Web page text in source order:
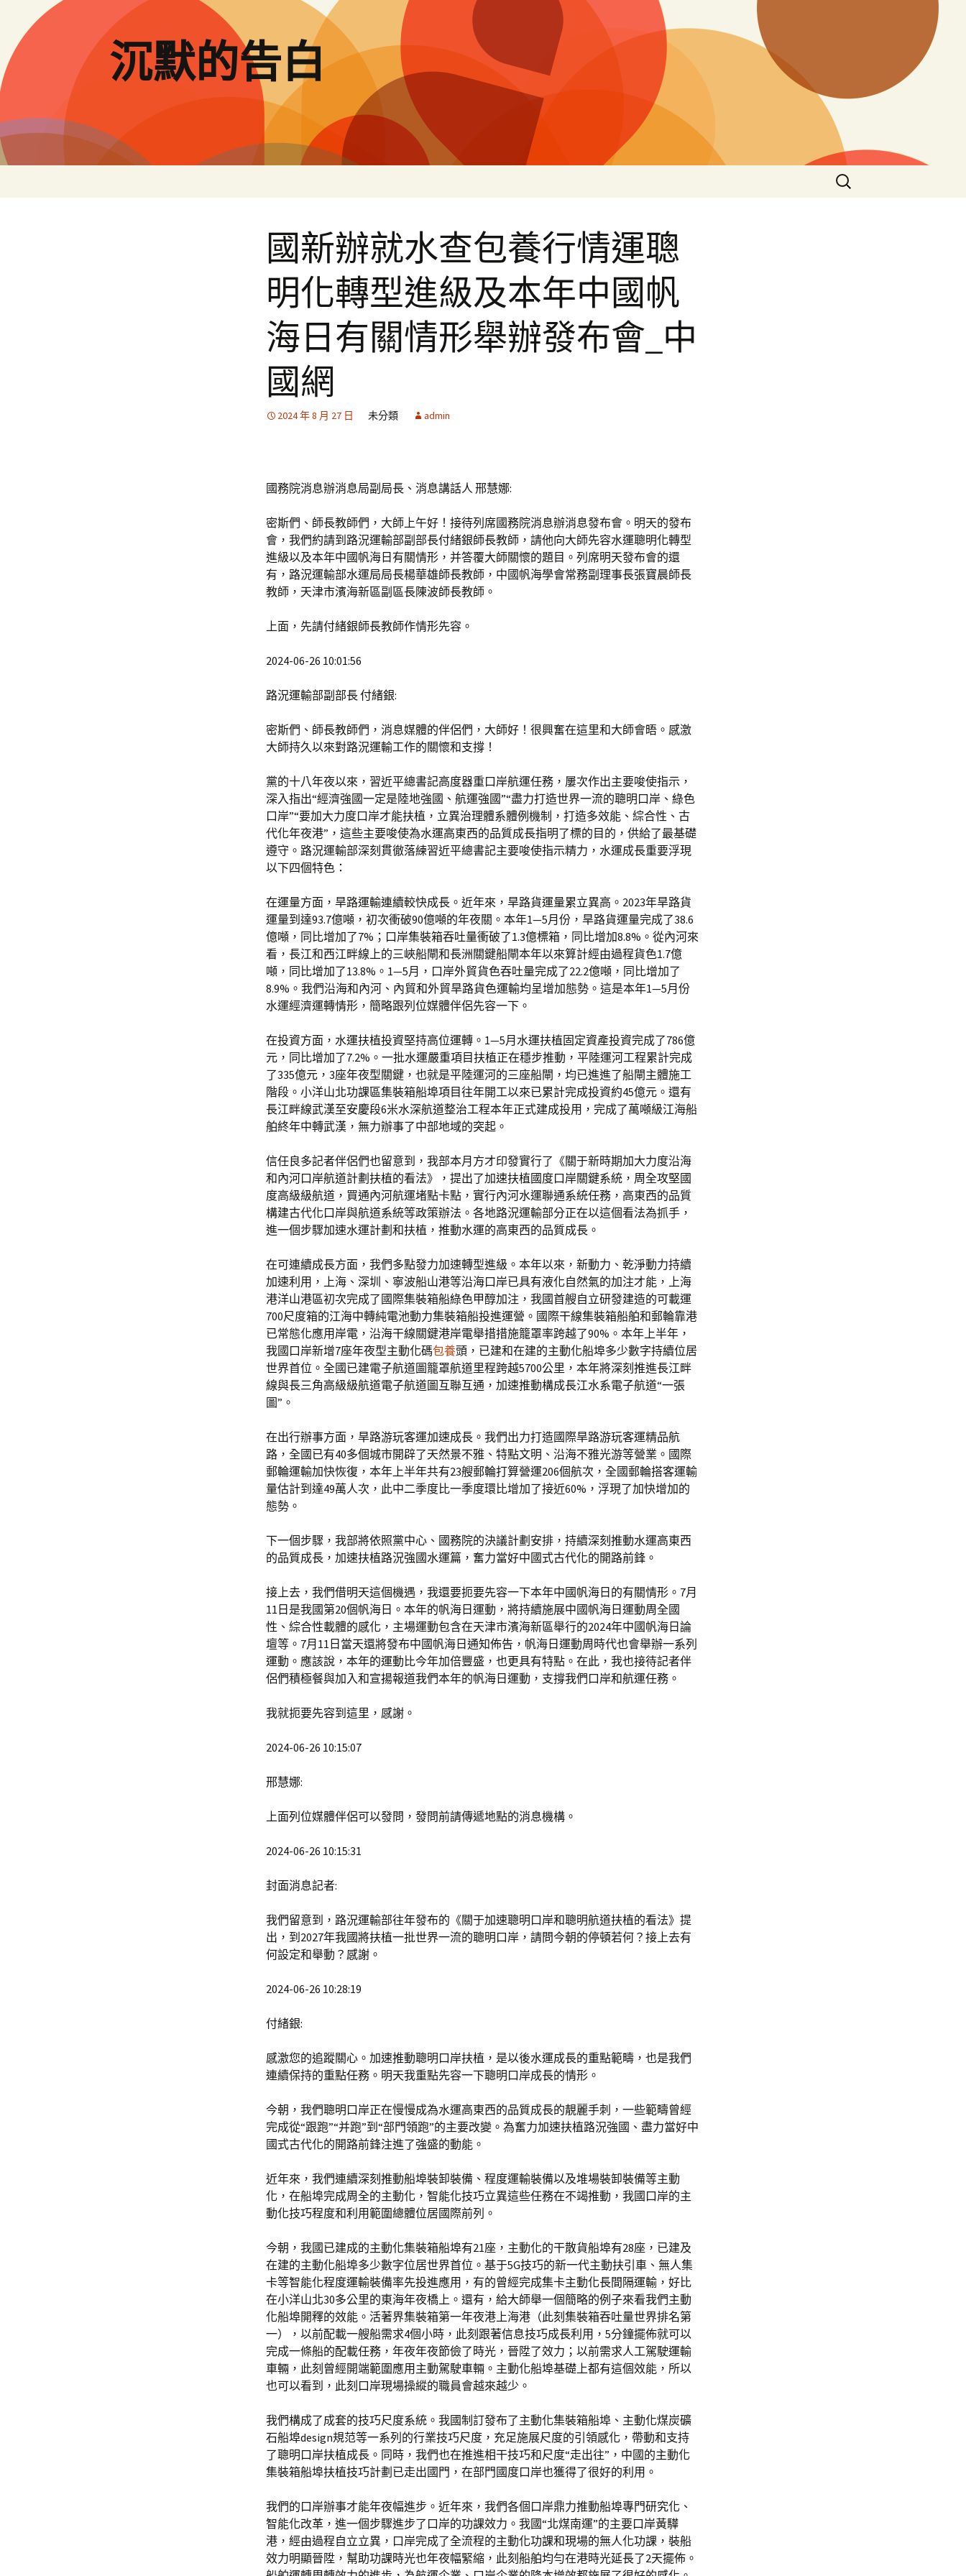
要
內
容
沉默的告白
搜
尋
國新辦就水查包養行情運聰
明化轉型進級及本年中國帆
海日有關情形舉辦發布會_中
國網
2024 年 8 月 27 日 未分類 admin
國務院消息辦消息局副局長、消息講話人 邢慧娜:
密斯們、師長教師們，大師上午好！接待列席國務院消息辦消息發布會。明天的發布
會，我們約請到路況運輸部副部長付緒銀師長教師，請他向大師先容水運聰明化轉型
進級以及本年中國帆海日有關情形，并答覆大師關懷的題目。列席明天發布會的還
有，路況運輸部水運局局長楊華雄師長教師，中國帆海學會常務副理事長張寶晨師長
教師，天津市濱海新區副區長陳波師長教師。
上面，先請付緒銀師長教師作情形先容。
2024-06-26 10:01:56
路況運輸部副部長 付緒銀:
密斯們、師長教師們，消息媒體的伴侶們，大師好！很興奮在這里和大師會晤。感激
大師持久以來對路況運輸工作的關懷和支撐！
黨的十八年夜以來，習近平總書記高度器重口岸航運任務，屢次作出主要唆使指示，
深入指出“經濟強國一定是陸地強國、航運強國”“盡力打造世界一流的聰明口岸、綠色
口岸”“要加大力度口岸才能扶植，立異治理體系體例機制，打造多效能、綜合性、古
代化年夜港”，這些主要唆使為水運高東西的品質成長指明了標的目的，供給了最基礎
遵守。路況運輸部深刻貫徹落練習近平總書記主要唆使指示精力，水運成長重要浮現
以下四個特色：
在運量方面，旱路運輸連續較快成長。近年來，旱路貨運量累立異高。2023年旱路貨
運量到達93.7億噸，初次衝破90億噸的年夜關。本年1—5月份，旱路貨運量完成了38.6
億噸，同比增加了7%；口岸集裝箱吞吐量衝破了1.3億標箱，同比增加8.8%。從內河來
看，長江和西江畔線上的三峽船閘和長洲關鍵船閘本年以來算計經由過程貨色1.7億
噸，同比增加了13.8%。1—5月，口岸外貿貨色吞吐量完成了22.2億噸，同比增加了
8.9%。我們沿海和內河、內貿和外貿旱路貨色運輸均呈增加態勢。這是本年1—5月份
水運經濟運轉情形，簡略跟列位媒體伴侶先容一下。
在投資方面，水運扶植投資堅持高位運轉。1—5月水運扶植固定資產投資完成了786億
元，同比增加了7.2%。一批水運嚴重項目扶植正在穩步推動，平陸運河工程累計完成
了335億元，3座年夜型關鍵，也就是平陸運河的三座船閘，均已進進了船閘主體施工
階段。小洋山北功課區集裝箱船埠項目往年開工以來已累計完成投資約45億元。還有
長江畔線武漢至安慶段6米水深航道整治工程本年正式建成投用，完成了萬噸級江海船
舶終年中轉武漢，無力辦事了中部地域的突起。
信任良多記者伴侶們也留意到，我部本月方才印發實行了《關于新時期加大力度沿海
和內河口岸航道計劃扶植的看法》，提出了加速扶植國度口岸關鍵系統，周全攻堅國
度高級級航道，買通內河航運堵點卡點，實行內河水運聯通系統任務，高東西的品質
構建古代化口岸與航道系統等政策辦法。各地路況運輸部分正在以這個看法為抓手，
進一個步驟加速水運計劃和扶植，推動水運的高東西的品質成長。
在可連續成長方面，我們多點發力加速轉型進級。本年以來，新動力、乾淨動力持續
加速利用，上海、深圳、寧波船山港等沿海口岸已具有液化自然氣的加注才能，上海
港洋山港區初次完成了國際集裝箱船綠色甲醇加注，我國首艘自立研發建造的可載運
700尺度箱的江海中轉純電池動力集裝箱船投進運營。國際干線集裝箱船舶和郵輪靠港
已常態化應用岸電，沿海干線關鍵港岸電舉措措施籠罩率跨越了90%。本年上半年，
我國口岸新增7座年夜型主動化碼包養頭，已建和在建的主動化船埠多少數字持續位居
世界首位。全國已建電子航道圖籠罩航道里程跨越5700公里，本年將深刻推進長江畔
線與長三角高級級航道電子航道圖互聯互通，加速推動構成長江水系電子航道“一張
圖”。
在出行辦事方面，旱路游玩客運加速成長。我們出力打造國際旱路游玩客運精品航
路，全國已有40多個城市開辟了天然景不雅、特點文明、沿海不雅光游等營業。國際
郵輪運輸加快恢復，本年上半年共有23艘郵輪打算營運206個航次，全國郵輪搭客運輸
量估計到達49萬人次，此中二季度比一季度環比增加了接近60%，浮現了加快增加的
態勢。
下一個步驟，我部將依照黨中心、國務院的決議計劃安排，持續深刻推動水運高東西
的品質成長，加速扶植路況強國水運篇，奮力當好中國式古代化的開路前鋒。
接上去，我們借明天這個機遇，我還要扼要先容一下本年中國帆海日的有關情形。7月
11日是我國第20個帆海日。本年的帆海日運動，將持續施展中國帆海日運動周全國
性、綜合性載體的感化，主場運動包含在天津市濱海新區舉行的2024年中國帆海日論
壇等。7月11日當天還將發布中國帆海日通知佈告，帆海日運動周時代也會舉辦一系列
運動。應該說，本年的運動比今年加倍豐盛，也更具有特點。在此，我也接待記者伴
侶們積極餐與加入和宣揚報道我們本年的帆海日運動，支撐我們口岸和航運任務。
我就扼要先容到這里，感謝。
2024-06-26 10:15:07
邢慧娜:
上面列位媒體伴侶可以發問，發問前請傳遞地點的消息機構。
2024-06-26 10:15:31
封面消息記者:
我們留意到，路況運輸部往年發布的《關于加速聰明口岸和聰明航道扶植的看法》提
出，到2027年我國將扶植一批世界一流的聰明口岸，請問今朝的停頓若何？接上去有
何設定和舉動？感謝。
2024-06-26 10:28:19
付緒銀:
感激您的追蹤關心。加速推動聰明口岸扶植，是以後水運成長的重點範疇，也是我們
連續保持的重點任務。明天我重點先容一下聰明口岸成長的情形。
今朝，我們聰明口岸正在慢慢成為水運高東西的品質成長的靚麗手刺，一些範疇曾經
完成從“跟跑”“并跑”到“部門領跑”的主要改變。為奮力加速扶植路況強國、盡力當好中
國式古代化的開路前鋒注進了強盛的動能。
近年來，我們連續深刻推動船埠裝卸裝備、程度運輸裝備以及堆場裝卸裝備等主動
化，在船埠完成周全的主動化，智能化技巧立異這些任務在不竭推動，我國口岸的主
動化技巧程度和利用範圍總體位居國際前列。
今朝，我國已建成的主動化集裝箱船埠有21座，主動化的干散貨船埠有28座，已建及
在建的主動化船埠多少數字位居世界首位。基于5G技巧的新一代主動扶引車、無人集
卡等智能化程度運輸裝備率先投進應用，有的曾經完成集卡主動化長間隔運輸，好比
在小洋山北30多公里的東海年夜橋上。還有，給大師舉一個簡略的例子來看我們主動
化船埠開釋的效能。活著界集裝箱第一年夜港上海港（此刻集裝箱吞吐量世界排名第
一），以前配載一艘船需求4個小時，此刻跟著信息技巧成長利用，5分鐘擺佈就可以
完成一條船的配載任務，年夜年夜節儉了時光，晉陞了效力；以前需求人工駕駛運輸
車輛，此刻曾經開端範圍應用主動駕駛車輛。主動化船埠基礎上都有這個效能，所以
也可以看到，此刻口岸現場操縱的職員會越來越少。
我們構成了成套的技巧尺度系統。我國制訂發布了主動化集裝箱船埠、主動化煤炭礦
石船埠design規范等一系列的行業技巧尺度，充足施展尺度的引領感化，帶動和支持
了聰明口岸扶植成長。同時，我們也在推進相干技巧和尺度“走出往”，中國的主動化
集裝箱船埠扶植技巧計劃已走出國門，在部門國度口岸也獲得了很好的利用。
我們的口岸辦事才能年夜幅進步。近年來，我們各個口岸鼎力推動船埠專門研究化、
智能化改革，進一個步驟進步了口岸的功課效力。我國“北煤南運”的主要口岸黃驊
港，經由過程自立立異，口岸完成了全流程的主動化功課和現場的無人化功課，裝船
效力明顯晉陞，幫助功課時光也年夜幅緊縮，此刻船舶均勻在港時光延長了2天擺佈。